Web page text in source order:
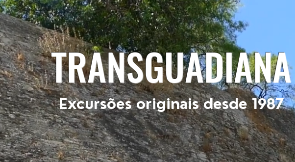
TRANSGUADIANA
Excursões originais desde 1987